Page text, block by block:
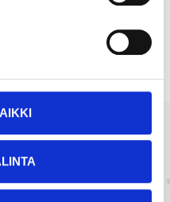
also bought